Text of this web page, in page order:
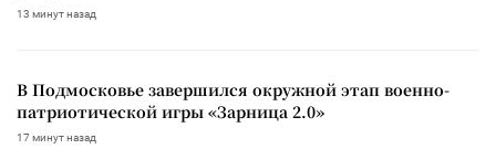
13 минут назад
В Подмосковье завершился окружной этап военно-
патриотической игры «Зарница 2.0»
17 минут назад